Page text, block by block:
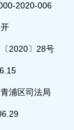
2020-006
2020〕28号
浦区司法局